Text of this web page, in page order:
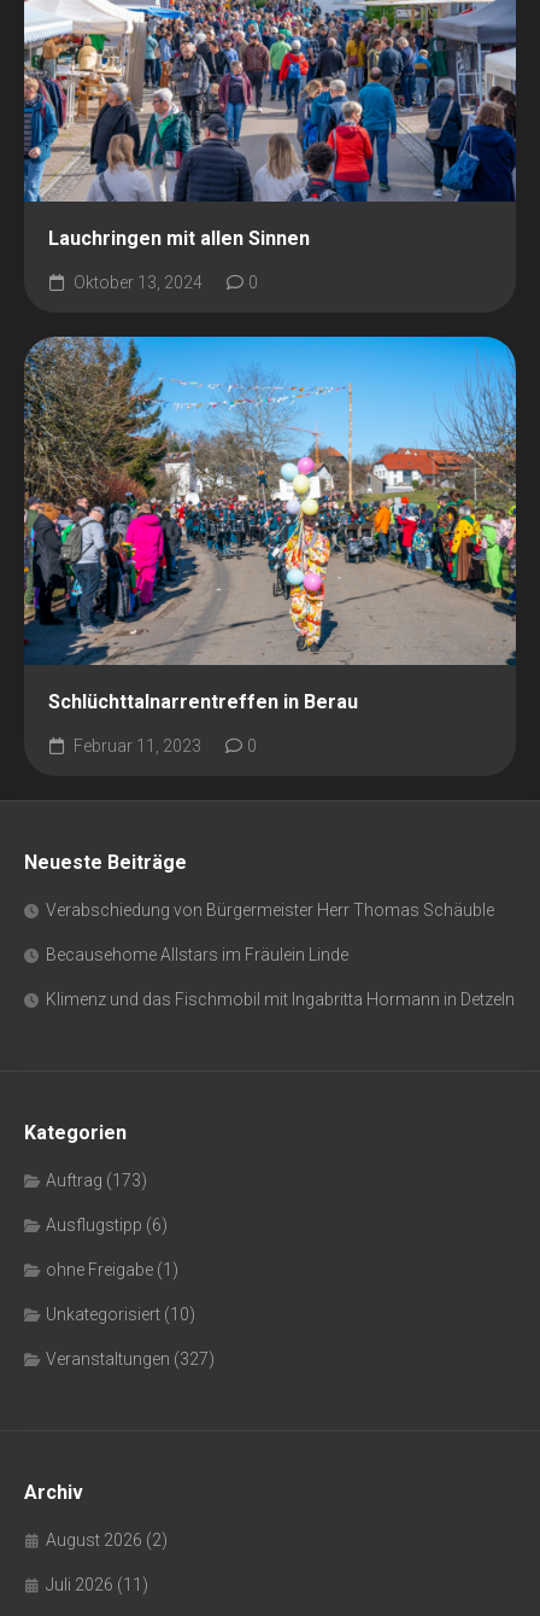
Lauchringen mit allen Sinnen
Oktober 13, 2024 0
Schlüchttalnarrentreffen in Berau
Februar 11, 2023 0
Neueste Beiträge
Verabschiedung von Bürgermeister Herr Thomas Schäuble
Becausehome Allstars im Fräulein Linde
Klimenz und das Fischmobil mit Ingabritta Hormann in Detzeln
Kategorien
Auftrag (173)
Ausflugstipp (6)
ohne Freigabe (1)
Unkategorisiert (10)
Veranstaltungen (327)
Archiv
August 2026 (2)
Juli 2026 (11)